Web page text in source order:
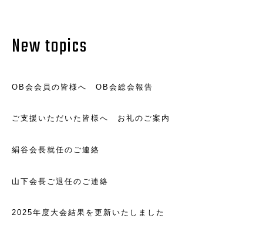
New topics
OB会会員の皆様へ OB会総会報告
ご支援いただいた皆様へ お礼のご案内
絹谷会長就任のご連絡
山下会長ご退任のご連絡
2025年度大会結果を更新いたしました